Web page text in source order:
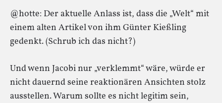
@hotte: Der aktuelle Anlass ist, dass die „Welt“ mit
einem alten Artikel von ihm Günter Kießling
gedenkt. (Schrub ich das nicht?)
Und wenn Jacobi nur „verklemmt“ wäre, würde er
nicht dauernd seine reaktionären Ansichten stolz
ausstellen. Warum sollte es nicht legitim sein,